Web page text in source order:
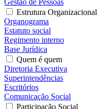
Gestão de Pessoas
Estrutura Organizacional
Organograma
Estatuto social
Regimento interno
Base Jurídica
Quem é quem
Diretoria Executiva
Superintendências
Escritórios
Comunicação Social
Participação Social